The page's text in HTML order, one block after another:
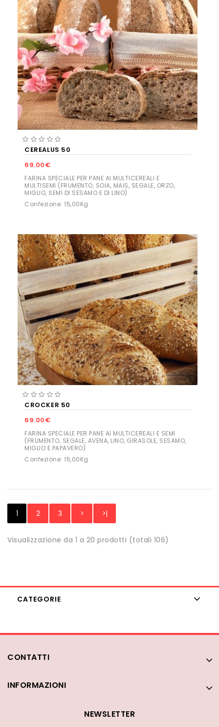
CEREÀLUS 50
69.00€
FARINA SPECIALE PER PANE AI MULTICEREALI E
MULTISEMI (FRUMENTO, SOIA, MAIS, SEGALE, ORZO,
MIGLIO, SEMI DI SESAMO E DI LINO)
Confezione: 15,00Kg
CROCKER 50
69.00€
FARINA SPECIALE PER PANE AI MULTICEREALI E SEMI
(FRUMENTO, SEGALE, AVENA, LINO, GIRASOLE, SESAMO,
MIGLIO E PAPAVERO)
Confezione: 15,00Kg
1 2 3 > >|
Visualizzazione da 1 a 20 prodotti (totali 106)
CATEGORIE
CONTATTI
INFORMAZIONI
NEWSLETTER